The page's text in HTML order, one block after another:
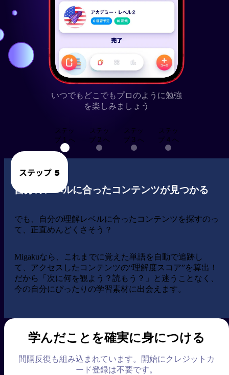
いつでもどこでもプロのように勉強
を楽しみましょう
ステッ
プ 1 へ
ステッ
プ 2 へ
ステッ
プ 3 へ
ステッ
プ 4 へ
自分のレベルに合ったコンテンツが見つかる
でも、自分の理解レベルに合ったコンテンツを探すのっ
て、正直めんどくさそう？
Migakuなら、
これまでに覚えた単語を自動で追跡し
て
、アクセスしたコンテンツの“理解度スコア”を算出！
だから「次に何を観よう？読もう？」と迷うことなく、
今の自分にぴったりの学習素材に出会えます。
ステップ 5
学んだことを確実に身につける
間隔反復も組み込まれています。開始にクレジットカ
ード登録は不要です。